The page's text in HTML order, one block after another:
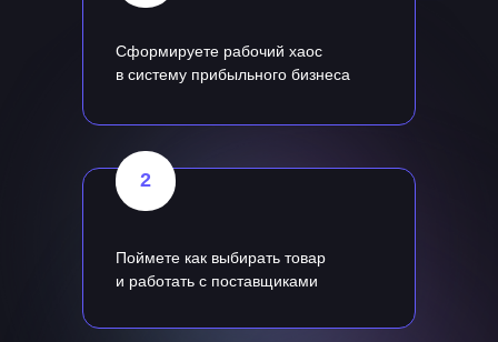
Сформируете рабочий хаос
в систему прибыльного бизнеса
Поймете как выбирать товар
и работать с поставщиками
2